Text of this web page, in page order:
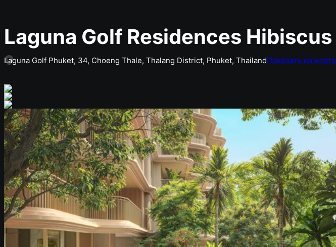
Laguna Golf Residences Hibiscus
Laguna Golf Phuket, 34, Choeng Thale, Thalang District, Phuket, ThailandПоказать на карте